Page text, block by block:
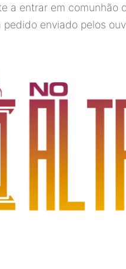
a entrar em comunhão
enviado pelos